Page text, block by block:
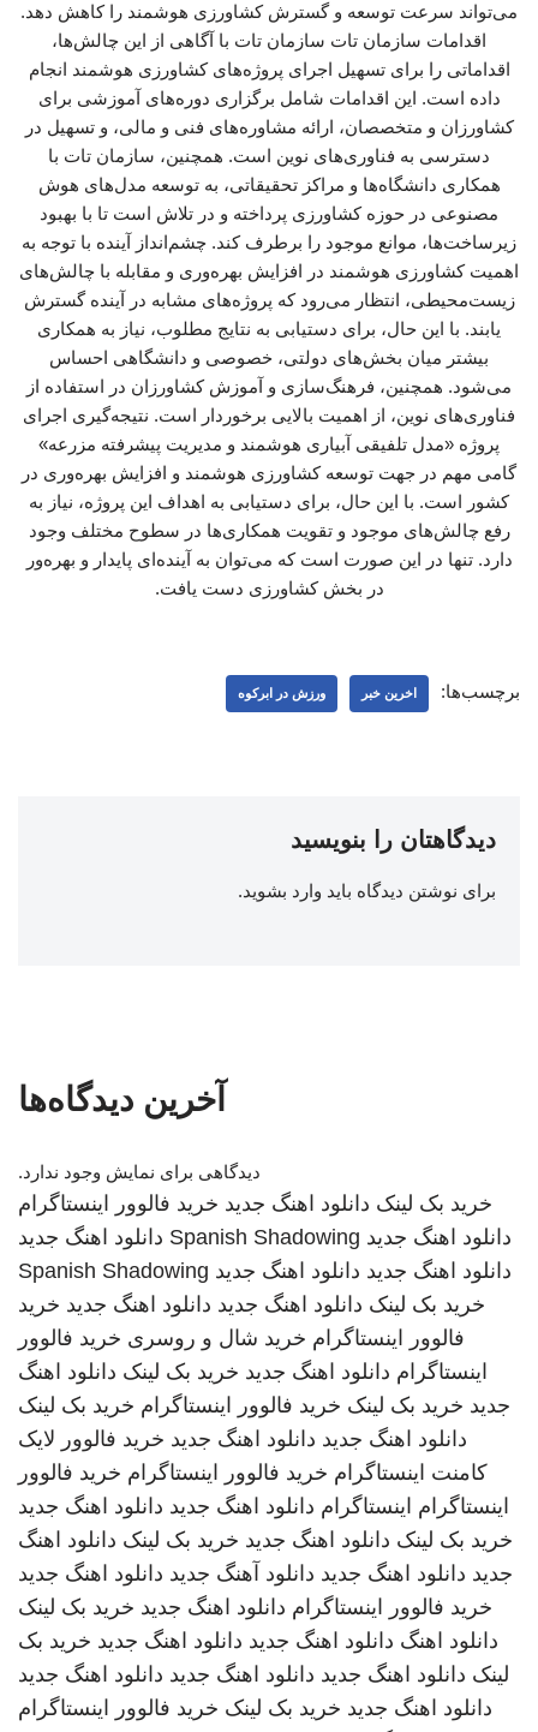
می‌تواند سرعت توسعه و گسترش کشاورزی هوشمند را کاهش دهد.
اقدامات سازمان تات سازمان تات با آگاهی از این چالش‌ها،
اقداماتی را برای تسهیل اجرای پروژه‌های کشاورزی هوشمند انجام
داده است. این اقدامات شامل برگزاری دوره‌های آموزشی برای
کشاورزان و متخصصان، ارائه مشاوره‌های فنی و مالی، و تسهیل در
دسترسی به فناوری‌های نوین است. همچنین، سازمان تات با
همکاری دانشگاه‌ها و مراکز تحقیقاتی، به توسعه مدل‌های هوش
مصنوعی در حوزه کشاورزی پرداخته و در تلاش است تا با بهبود
زیرساخت‌ها، موانع موجود را برطرف کند. چشم‌انداز آینده با توجه به
اهمیت کشاورزی هوشمند در افزایش بهره‌وری و مقابله با چالش‌های
زیست‌محیطی، انتظار می‌رود که پروژه‌های مشابه در آینده گسترش
یابند. با این حال، برای دستیابی به نتایج مطلوب، نیاز به همکاری
بیشتر میان بخش‌های دولتی، خصوصی و دانشگاهی احساس
می‌شود. همچنین، فرهنگ‌سازی و آموزش کشاورزان در استفاده از
فناوری‌های نوین، از اهمیت بالایی برخوردار است. نتیجه‌گیری اجرای
پروژه «مدل تلفیقی آبیاری هوشمند و مدیریت پیشرفته مزرعه»
گامی مهم در جهت توسعه کشاورزی هوشمند و افزایش بهره‌وری در
کشور است. با این حال، برای دستیابی به اهداف این پروژه، نیاز به
رفع چالش‌های موجود و تقویت همکاری‌ها در سطوح مختلف وجود
دارد. تنها در این صورت است که می‌توان به آینده‌ای پایدار و بهره‌ور
در بخش کشاورزی دست یافت.
برچسب‌ها: اخرین خبر ورزش در ابرکوه
دیدگاهتان را بنویسید
برای نوشتن دیدگاه باید وارد بشوید.
آخرین دیدگاه‌ها
دیدگاهی برای نمایش وجود ندارد.
خرید بک لینک دانلود اهنگ جدید خرید فالوور اینستاگرام
دانلود اهنگ جدید Spanish Shadowing دانلود اهنگ جدید
دانلود اهنگ جدید دانلود اهنگ جدید Spanish Shadowing
خرید بک لینک دانلود اهنگ جدید دانلود اهنگ جدید خرید
فالوور اینستاگرام خرید شال و روسری خرید فالوور
اینستاگرام دانلود اهنگ جدید خرید بک لینک دانلود اهنگ
جدید خرید بک لینک خرید فالوور اینستاگرام خرید بک لینک
دانلود اهنگ جدید دانلود اهنگ جدید خرید فالوور لایک
کامنت اینستاگرام خرید فالوور اینستاگرام خرید فالوور
اینستاگرام اینستاگرام دانلود اهنگ جدید دانلود اهنگ جدید
خرید بک لینک دانلود اهنگ جدید خرید بک لینک دانلود اهنگ
جدید دانلود اهنگ جدید دانلود آهنگ جدید دانلود اهنگ جدید
خرید فالوور اینستاگرام دانلود اهنگ جدید خرید بک لینک
دانلود اهنگ دانلود اهنگ جدید دانلود اهنگ جدید خرید بک
لینک دانلود اهنگ جدید دانلود اهنگ جدید دانلود اهنگ جدید
دانلود اهنگ جدید خرید بک لینک خرید فالوور اینستاگرام